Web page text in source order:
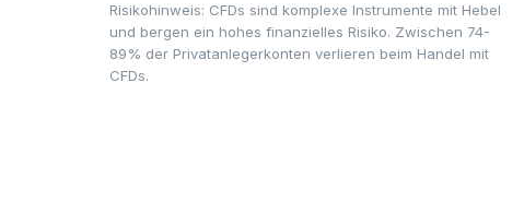
Risikohinweis: CFDs sind komplexe Instrumente mit Hebel
und bergen ein hohes finanzielles Risiko. Zwischen 74-
89% der Privatanlegerkonten verlieren beim Handel mit
CFDs.